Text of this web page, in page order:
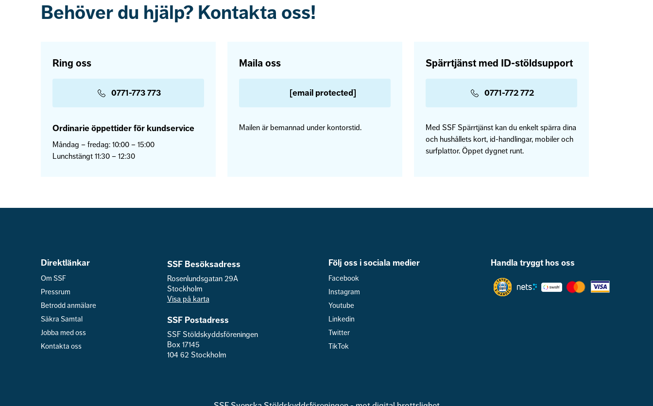
Behöver du hjälp? Kontakta oss!
Ring oss
0771-773 773
Ordinarie öppettider för kundservice
Måndag – fredag: 10:00 – 15:00
Lunchstängt 11:30 – 12:30
Maila oss
[email protected]
Mailen är bemannad under kontorstid.
Spärrtjänst med ID-stöldsupport
0771-772 772
Med SSF Spärrtjänst kan du enkelt spärra dina
och hushållets kort, id-handlingar, mobiler och
surfplattor. Öppet dygnet runt.
Direktlänkar
Om SSF
Pressrum
Betrodd anmälare
Säkra Samtal
Jobba med oss
Kontakta oss
SSF Besöksadress
Rosenlundsgatan 29A
Stockholm
Visa på karta
SSF Postadress
SSF Stöldskyddsföreningen
Box 17145
104 62 Stockholm
Följ oss i sociala medier
Facebook
Instagram
Youtube
Linkedin
Twitter
TikTok
Handla tryggt hos oss